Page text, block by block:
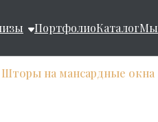
ПортфолиоКаталогМы
Шторы на мансардные окна